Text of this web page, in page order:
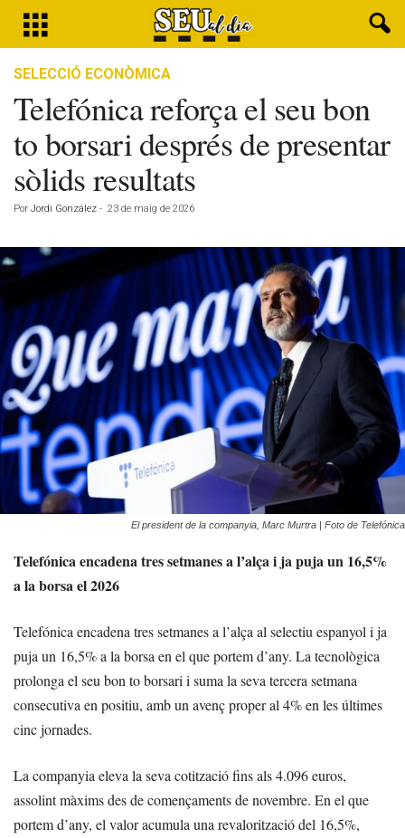
SELECCIÓ ECONÒMICA
Telefónica reforça el seu bon
to borsari després de presentar
sòlids resultats
Por Jordi González - 23 de maig de 2026
El president de la companyia, Marc Murtra | Foto de Telefónica
Telefónica encadena tres setmanes a l’alça i ja puja un 16,5%
a la borsa el 2026
Telefónica encadena tres setmanes a l’alça al selectiu espanyol i ja
puja un 16,5% a la borsa en el que portem d’any. La tecnològica
prolonga el seu bon to borsari i suma la seva tercera setmana
consecutiva en positiu, amb un avenç proper al 4% en les últimes
cinc jornades.
La companyia eleva la seva cotització fins als 4.096 euros,
assolint màxims des de començaments de novembre. En el que
portem d’any, el valor acumula una revalorització del 16,5%,